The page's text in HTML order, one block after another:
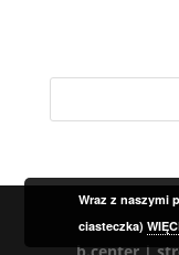
Szukaj:
Wraz z naszymi
ciasteczka)